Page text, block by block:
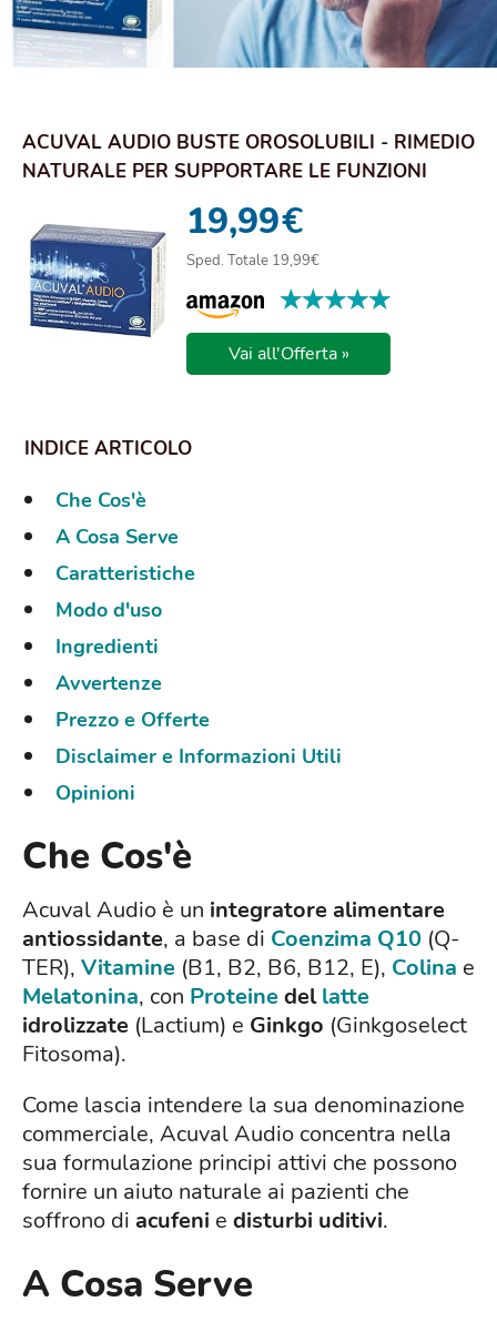
ACUVAL AUDIO BUSTE OROSOLUBILI - RIMEDIO
NATURALE PER SUPPORTARE LE FUNZIONI
19,99€
Sped. Totale 19,99€
★★★★★
★★★★★
Vai all'Offerta »
Che Cos'è
A Cosa Serve
Caratteristiche
Modo d'uso
Ingredienti
Avvertenze
Prezzo e Offerte
Disclaimer e Informazioni Utili
Opinioni
Che Cos'è
Acuval Audio è un integratore alimentare
antiossidante, a base di Coenzima Q10 (Q-
TER), Vitamine (B1, B2, B6, B12, E), Colina e
Melatonina, con Proteinedellatte
idrolizzate (Lactium) e Ginkgo (Ginkgoselect
Fitosoma).
Come lascia intendere la sua denominazione
commerciale, Acuval Audio concentra nella
sua formulazione principi attivi che possono
fornire un aiuto naturale ai pazienti che
soffrono di acufeni e disturbi uditivi.
A Cosa Serve